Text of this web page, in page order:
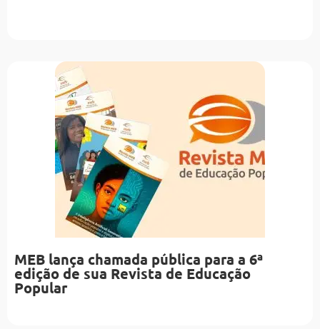
MEB lança chamada pública para a 6ª
edição de sua Revista de Educação
Popular